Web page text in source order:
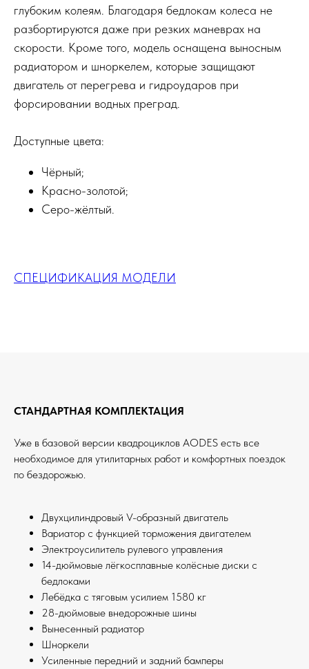
глубоким колеям. Благодаря бедлокам колеса не
разбортируются даже при резких маневрах на
скорости. Кроме того, модель оснащена выносным
радиатором и шноркелем, которые защищают
двигатель от перегрева и гидроударов при
форсировании водных преград.
Доступные цвета:
Чёрный;
Красно-золотой;
Серо-жёлтый.
СПЕЦИФИКАЦИЯ МОДЕЛИ
СТАНДАРТНАЯ КОМПЛЕКТАЦИЯ
Уже в базовой версии квадроциклов AODES есть все
необходимое для утилитарных работ и комфортных поездок
по бездорожью.
Двухцилиндровый V-образный двигатель
Вариатор с функцией торможения двигателем
Электроусилитель рулевого управления
14-дюймовые лёгкосплавные колёсные диски с
бедлоками
Лебёдка с тяговым усилием 1580 кг
28-дюймовые внедорожные шины
Вынесенный радиатор
Шноркели
Усиленные передний и задний бамперы